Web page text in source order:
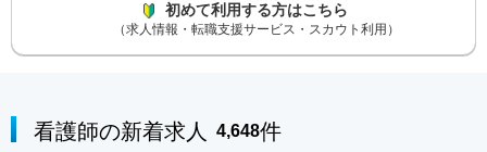
初めて利用する方はこちら
（求人情報・転職支援サービス・スカウト利用）
看護師の新着求人 4,648件